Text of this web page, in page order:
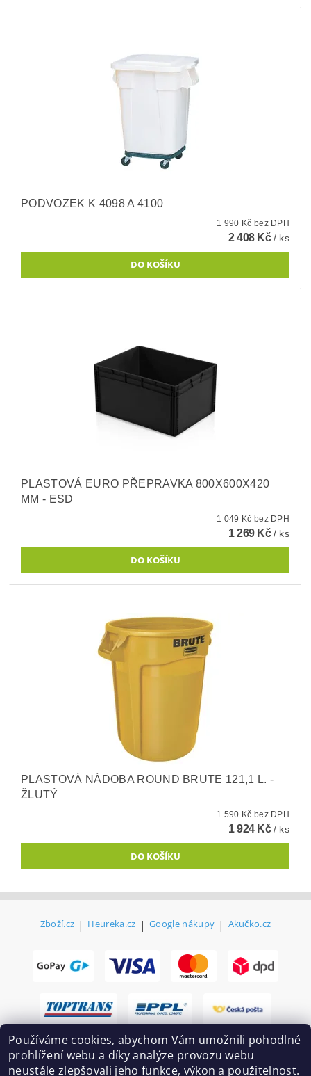
PODVOZEK K 4098 A 4100
1 990 Kč bez DPH
2 408 Kč/ ks
PLASTOVÁ EURO PŘEPRAVKA 800X600X420
MM - ESD
1 049 Kč bez DPH
1 269 Kč/ ks
PLASTOVÁ NÁDOBA ROUND BRUTE 121,1 L. -
ŽLUTÝ
1 590 Kč bez DPH
1 924 Kč/ ks
Zboží.cz | Heureka.cz | Google nákupy | Akučko.cz
Používáme cookies, abychom Vám umožnili pohodlné
prohlížení webu a díky analýze provozu webu
neustále zlepšovali jeho funkce, výkon a použitelnost.